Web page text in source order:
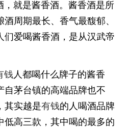
，就是酱香酒。酱香酒是所
周期最长、香气最馥郁、
们爱喝酱香酒，是从汉武帝
钱人都喝什么牌子的酱香
自茅台镇的高端品牌也不
其实越是有钱的人喝酒品牌
低高三款，其中喝的最多的